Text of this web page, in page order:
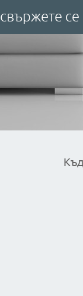
свържете се